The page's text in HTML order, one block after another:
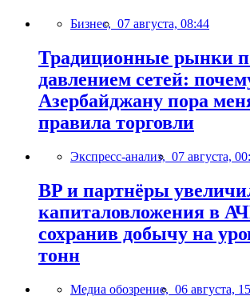
Бизнес, 07 августа, 08:44
Традиционные рынки
давлением сетей:
Азербайджану пора
правила торговли
Экспресс-анализ, 07 августа,
BP и партнёры
капиталовложения в
сохранив добычу на
тонн
Медиа обозрение, 06 августа,